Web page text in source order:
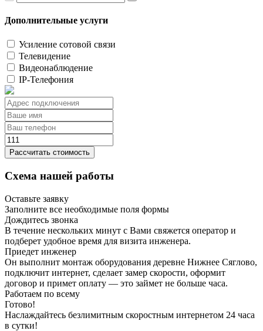
Дополнительные услуги
Усиление сотовой связи
Телевидение
Видеонаблюдение
IP-Телефония
Рассчитать стоимость
Схема нашей работы
Оставьте заявку
Заполните все необходимые поля формы
Дождитесь звонка
В течение нескольких минут с Вами свяжется оператор и
подберет удобное время для визита инженера.
Приедет инженер
Он выполнит монтаж оборудования деревне Нижнее Сяглово,
подключит интернет, сделает замер скорости, оформит
договор и примет оплату — это займет не больше часа.
Работаем по всему
Готово!
Наслаждайтесь безлимитным скоростным интернетом 24 часа
в сутки!